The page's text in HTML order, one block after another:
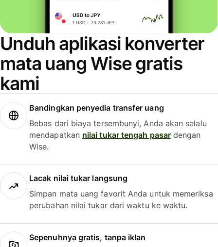
Unduh aplikasi konverter
mata uang Wise gratis
kami
Bandingkan penyedia transfer uang
Bebas dari biaya tersembunyi, Anda akan selalu
mendapatkan nilai tukar tengah pasardengan
Wise.
Lacak nilai tukar langsung
Simpan mata uang favorit Anda untuk memeriksa
perubahan nilai tukar dari waktu ke waktu.
Sepenuhnya gratis, tanpa iklan